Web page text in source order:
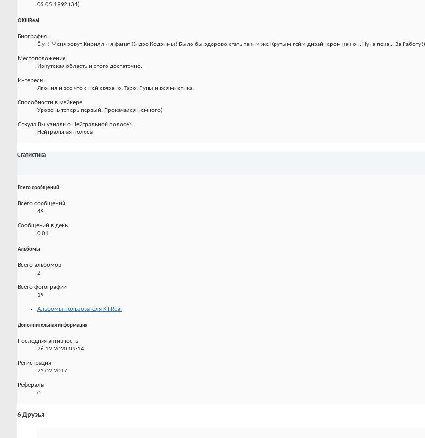
05.05.1992 (34)
О KillReal
Биография:
Ё-у~! Меня зовут Кирилл и я фанат Хидэо Кодзимы! Было бы здорово стать таким же Крутым гейм дизайнером как он. Ну, а пока... За Работу!)
Местоположение:
Иркутская область и этого достаточно.
Интересы:
Япония и все что с ней связано. Таро, Руны и вся мистика.
Способности в мейкере:
Уровень теперь первый. Прокачался немного)
Откуда Вы узнали о Нейтральной полосе?:
Нейтральная полоса
Статистика
Всего сообщений
Всего сообщений
49
Сообщений в день
0.01
Альбомы
Всего альбомов
2
Всего фотографий
19
Альбомы пользователя KillReal
Дополнительная информация
Последняя активность
26.12.2020 09:14
Регистрация
22.02.2017
Рефералы
0
6 Друзья